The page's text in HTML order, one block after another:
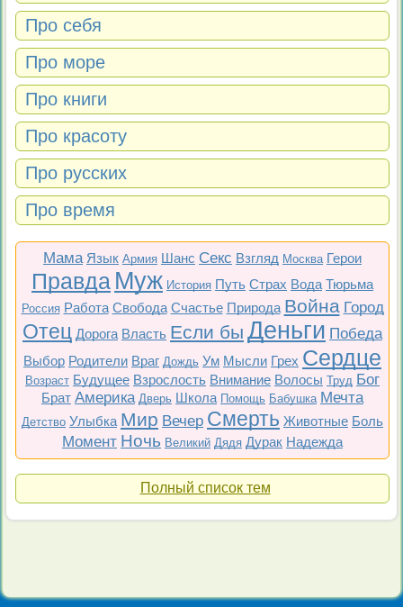
Про себя
Про море
Про книги
Про красоту
Про русских
Про время
Мама Язык Армия Шанс Секс Взгляд Москва Герои
Правда Муж История Путь Страх Вода Тюрьма
Россия Работа Свобода Счастье Природа Война Город
Отец Дорога Власть Если бы Деньги Победа
Выбор Родители Враг Дождь Ум Мысли Грех Сердце
Возраст Будущее Взрослость Внимание Волосы Труд Бог
Брат Америка Дверь Школа Помощь Бабушка Мечта
Детство Улыбка Мир Вечер Смерть Животные Боль
Момент Ночь Великий Дядя Дурак Надежда
Полный список тем